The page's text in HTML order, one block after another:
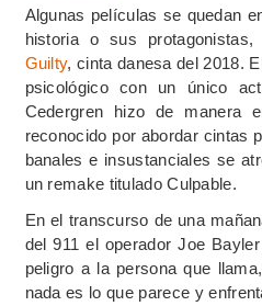
Algunas películas se quedan
historia o sus
Guilty, cinta danesa del 2018.
psicológico con un único
Cedergren hizo de manera
reconocido por abordar cintas
banales e insustanciales se
un remake titulado Culpable.
En el transcurso de una
del 911 el operador Joe
peligro a la persona que
nada es lo que parece y